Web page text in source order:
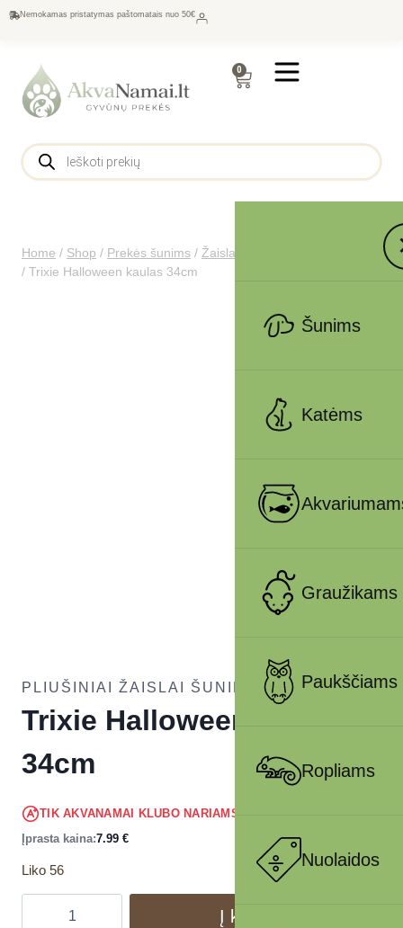
Nemokamas pristatymas paštomatais nuo 50€
0
Šunims
Katėms
Graužikams
Paukščiams
Ropliams
Nuolaidos
Home / Shop / Prekės šunims / Žaislai
/ Trixie Halloween kaulas 34cm
PLIUŠINIAI ŽAISLAI ŠUNIMS
Trixie Halloween kaulas
34cm
TIK AKVANAMAI KLUBO NARIAMS
Įprasta kaina:7.99 €
Liko 56
Į krepšelį